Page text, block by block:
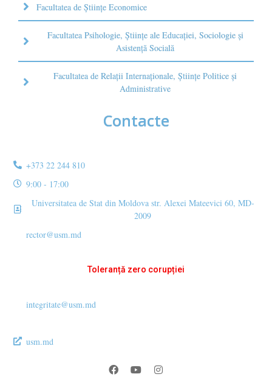
Facultatea de Științe Economice
Facultatea Psihologie, Ştiinţe ale Educaţiei, Sociologie și
Asistență Socială
Facultatea de Relaţii Internaţionale, Ştiinţe Politice şi
Administrative
Contacte
+373 22 244 810
9:00 - 17:00
Universitatea de Stat din Moldova str. Alexei Mateevici 60, MD-
2009
rector@usm.md
Toleranță zero corupției
integritate@usm.md
usm.md